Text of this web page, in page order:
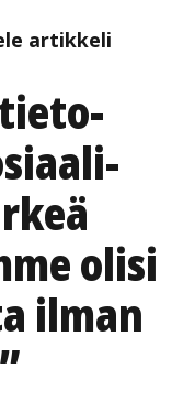
artikkeli
olisi
ilman